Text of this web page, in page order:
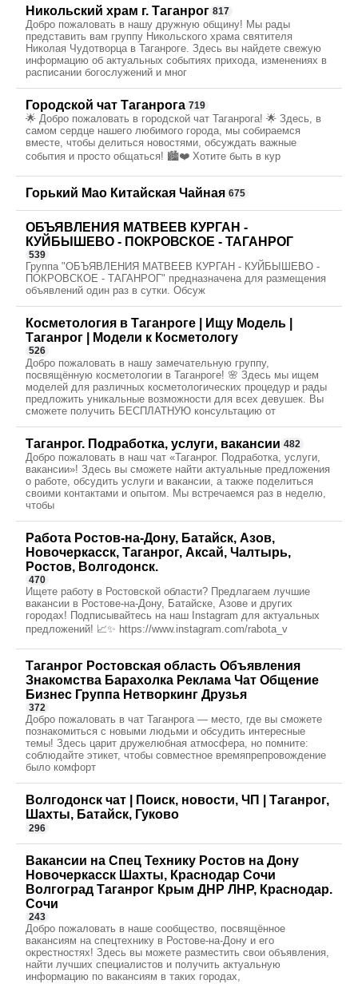
Никольский храм г. Таганрог 817
Добро пожаловать в нашу дружную общину! Мы рады
представить вам группу Никольского храма святителя
Николая Чудотворца в Таганроге. Здесь вы найдете свежую
информацию об актуальных событиях прихода, изменениях в
расписании богослужений и мног
Городской чат Таганрога 719
🌟 Добро пожаловать в городской чат Таганрога! 🌟 Здесь, в
самом сердце нашего любимого города, мы собираемся
вместе, чтобы делиться новостями, обсуждать важные
события и просто общаться! 🏙️❤️ Хотите быть в кур
Горький Мао Китайская Чайная 675
ОБЪЯВЛЕНИЯ МАТВЕЕВ КУРГАН -
КУЙБЫШЕВО - ПОКРОВСКОЕ - ТАГАНРОГ
539
Группа "ОБЪЯВЛЕНИЯ МАТВЕЕВ КУРГАН - КУЙБЫШЕВО -
ПОКРОВСКОЕ - ТАГАНРОГ" предназначена для размещения
объявлений один раз в сутки. Обсуж
Косметология в Таганроге | Ищу Модель |
Таганрог | Модели к Косметологу
526
Добро пожаловать в нашу замечательную группу,
посвящённую косметологии в Таганроге! 🌸 Здесь мы ищем
моделей для различных косметологических процедур и рады
предложить уникальные возможности для всех девушек. Вы
сможете получить БЕСПЛАТНУЮ консультацию от
Таганрог. Подработка, услуги, вакансии 482
Добро пожаловать в наш чат «Таганрог. Подработка, услуги,
вакансии»! Здесь вы сможете найти актуальные предложения
о работе, обсудить услуги и вакансии, а также поделиться
своими контактами и опытом. Мы встречаемся раз в неделю,
чтобы
Работа Ростов-на-Дону, Батайск, Азов,
Новочеркасск, Таганрог, Аксай, Чалтырь,
Ростов, Волгодонск.
470
Ищете работу в Ростовской области? Предлагаем лучшие
вакансии в Ростове-на-Дону, Батайске, Азове и других
городах! Подписывайтесь на наш Instagram для актуальных
предложений! 📈✨ https://www.instagram.com/rabota_v
Таганрог Ростовская область Объявления
Знакомства Барахолка Реклама Чат Общение
Бизнес Группа Нетворкинг Друзья
372
Добро пожаловать в чат Таганрога — место, где вы сможете
познакомиться с новыми людьми и обсудить интересные
темы! Здесь царит дружелюбная атмосфера, но помните:
соблюдайте этикет, чтобы совместное времяпрепровождение
было комфорт
Волгодонск чат | Поиск, новости, ЧП | Таганрог,
Шахты, Батайск, Гуково
296
Вакансии на Спец Технику Ростов на Дону
Новочеркасск Шахты, Краснодар Сочи
Волгоград Таганрог Крым ДНР ЛНР, Краснодар.
Сочи
243
Добро пожаловать в наше сообщество, посвящённое
вакансиям на спецтехнику в Ростове-на-Дону и его
окрестностях! Здесь вы можете разместить свои объявления,
найти лучших специалистов и получить актуальную
информацию по вакансиям в таких городах,